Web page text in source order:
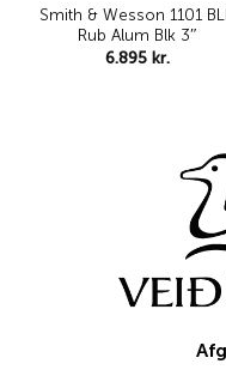
Smith & Wesson 1101
Rub Alum Blk 3″
6.895 kr.